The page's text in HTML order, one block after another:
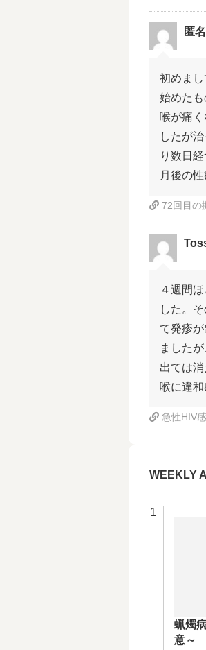
匿
初めま
始めた
喉が痛
したが
り数日
月後の
72回目の
４週間
した。
て発疹
ました
出ては消
喉に違
急性HIV
WEEKLY
蝋燭
意～